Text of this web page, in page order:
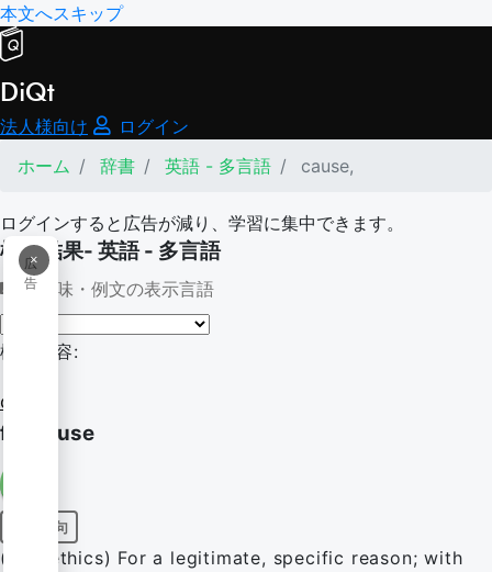
本文へスキップ
DiQt
法人様向け
ログイン
ホーム
辞書 英語 - 多言語 cause,
ログインすると広告が減り、学習に集中できます。
×
広
告
検索結果- 英語 - 多言語
意味・例文の表示言語
検索内容:
cause,
for cause
前置詞句
(law, ethics) For a legitimate, specific reason; with